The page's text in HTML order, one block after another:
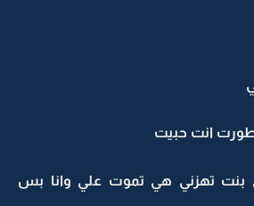
انت حبيت
بنت تهزني هي تموت علي وانا بس